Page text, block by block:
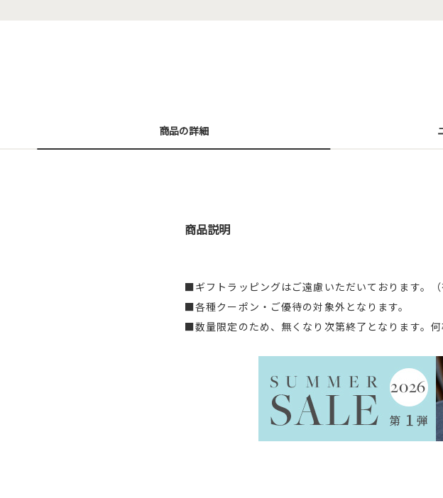
商品の詳細
商品説明
■ギフトラッピングはご遠慮いただいております。
■各種クーポン・ご優待の対象外となります。
■数量限定のため、無くなり次第終了となります。何